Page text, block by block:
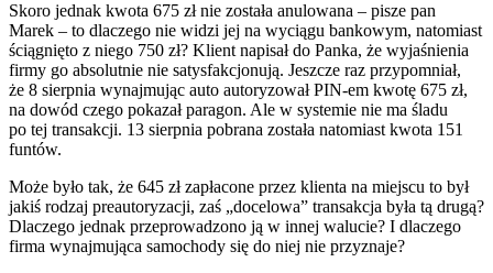
Skoro jednak kwota 675 zł nie została anulowana – pisze pan
Marek – to dlaczego nie widzi jej na wyciągu bankowym, natomiast
ściągnięto z niego 750 zł? Klient napisał do Panka, że wyjaśnienia
firmy go absolutnie nie satysfakcjonują. Jeszcze raz przypomniał,
że 8 sierpnia wynajmując auto autoryzował PIN-em kwotę 675 zł,
na dowód czego pokazał paragon. Ale w systemie nie ma śladu
po tej transakcji. 13 sierpnia pobrana została natomiast kwota 151
funtów.
Może było tak, że 645 zł zapłacone przez klienta na miejscu to był
jakiś rodzaj preautoryzacji, zaś „docelowa” transakcja była tą drugą?
Dlaczego jednak przeprowadzono ją w innej walucie? I dlaczego
firma wynajmująca samochody się do niej nie przyznaje?